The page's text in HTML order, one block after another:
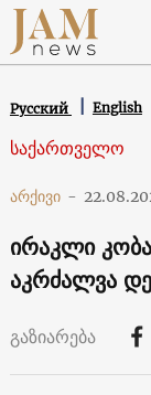
Русский English
საქართველო
არქივი -
ირაკლი
აკრძალვა
გაზიარება